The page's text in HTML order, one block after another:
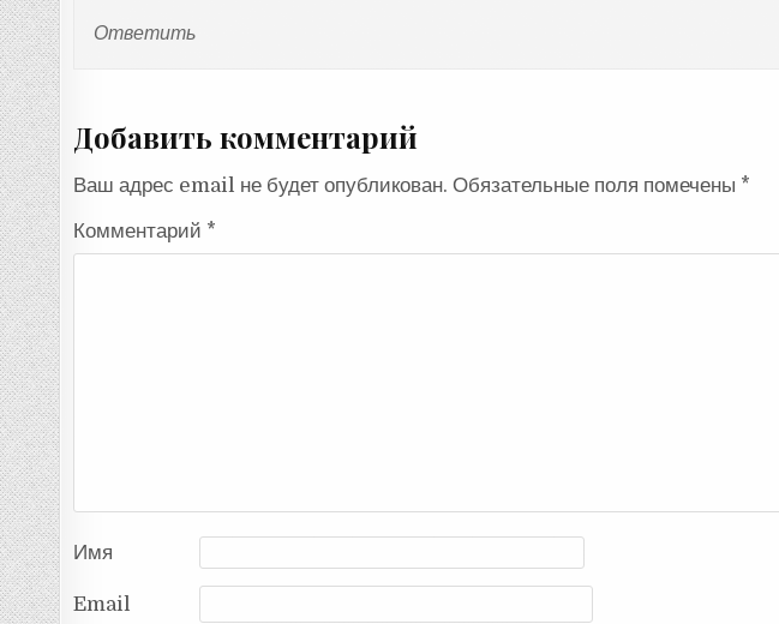
Ответить
Добавить комментарий
Ваш адрес email не будет опубликован. Обязательные поля помечены *
Комментарий *
Имя
Email